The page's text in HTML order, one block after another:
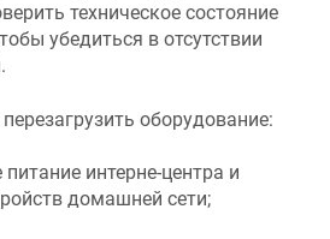
техническое состояние
убедиться в отсутствии
оборудование:
интерне-центра и
домашней сети;